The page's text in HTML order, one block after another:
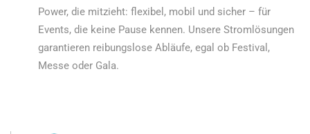
Power, die mitzieht: flexibel, mobil und sicher – für
Events, die keine Pause kennen. Unsere Stromlösungen
garantieren reibungslose Abläufe, egal ob Festival,
Messe oder Gala.